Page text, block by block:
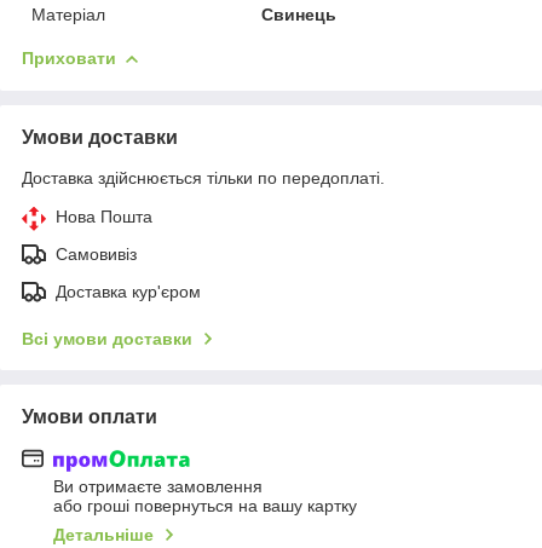
Матеріал
Свинець
Приховати
Умови доставки
Доставка здійснюється тільки по передоплаті.
Нова Пошта
Самовивіз
Доставка кур'єром
Всі умови доставки
Умови оплати
Ви отримаєте замовлення
або гроші повернуться на вашу картку
Детальніше